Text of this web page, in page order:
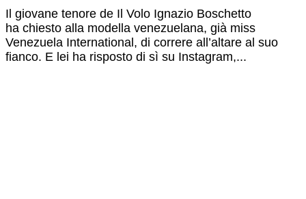
Il giovane tenore de Il Volo Ignazio Boschetto
ha chiesto alla modella venezuelana, già miss
Venezuela International, di correre all’altare al suo
fianco. E lei ha risposto di sì su Instagram,...